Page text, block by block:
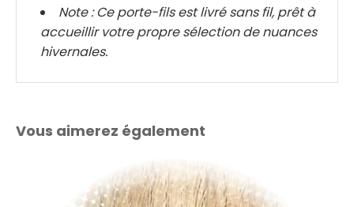
Note : Ce porte-fils est livré sans fil, prêt à
accueillir votre propre sélection de nuances
hivernales.
Vous aimerez également